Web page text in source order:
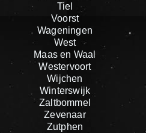
Tiel
Voorst
Wageningen
West
Maas en Waal
Westervoort
Wijchen
Winterswijk
Zaltbommel
Zevenaar
Zutphen